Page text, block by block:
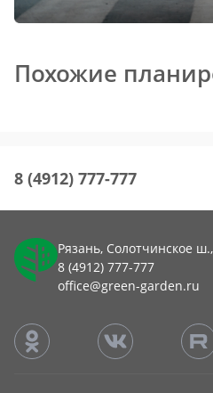
Похожие
8 (4912) 777-777
Рязань, Солотчинское
8 (4912) 777-777
office@green-garden.ru